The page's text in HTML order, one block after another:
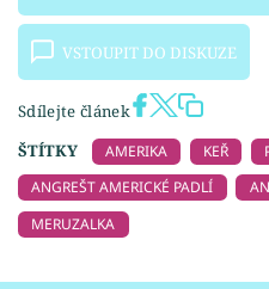
VSTOUPIT DO DISKUZE
Sdílejte článek
ŠTÍTKY
AMERIKA KEŘ
ANGREŠT AMERICKÉ PADLÍ
MERUZALKA